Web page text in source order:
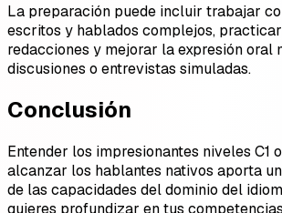
La preparación puede incluir trabajar
escritos y hablados complejos,
redacciones y mejorar la expresión oral
discusiones o entrevistas simuladas.
Conclusión
Entender los impresionantes niveles C1
alcanzar los hablantes nativos aporta
de las capacidades del dominio del